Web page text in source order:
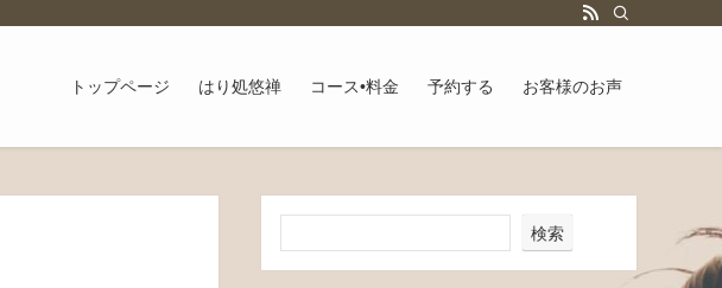
トップページ はり処悠禅 コース•料金 予約する お客様のお声
検索